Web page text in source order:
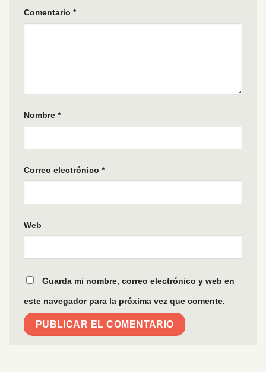
Comentario *
Nombre *
Correo electrónico *
Web
Guarda mi nombre, correo electrónico y web en
este navegador para la próxima vez que comente.